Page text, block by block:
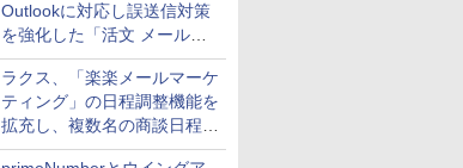
Outlookに対応し誤送信対策
を強化した「活文 メール誤
送信防止アドインサービス」
を提供
ラクス、「楽楽メールマーケ
ティング」の日程調整機能を
拡充し、複数名の商談日程調
整を効率化